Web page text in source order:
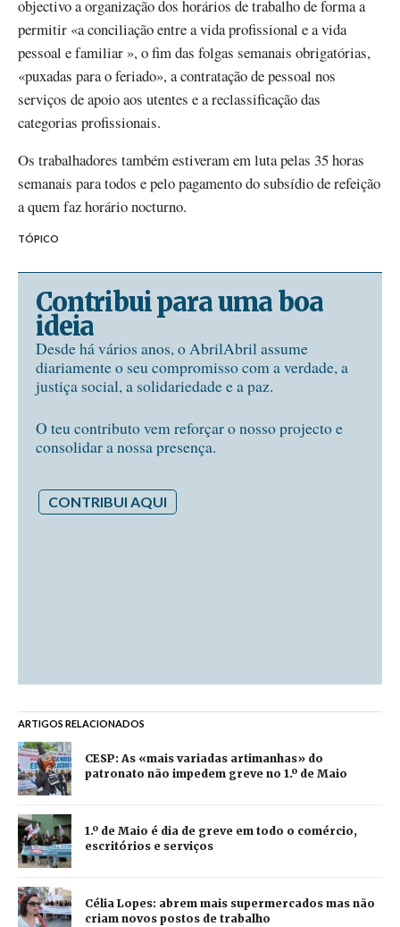
objectivo a organização dos horários de trabalho de forma a
permitir «a conciliação entre a vida profissional e a vida
pessoal e familiar », o fim das folgas semanais obrigatórias,
«puxadas para o feriado», a contratação de pessoal nos
serviços de apoio aos utentes e a reclassificação das
categorias profissionais.
Os trabalhadores também estiveram em luta pelas 35 horas
semanais para todos e pelo pagamento do subsídio de refeição
a quem faz horário nocturno.
TÓPICO
Contribui para uma boa
ideia
Desde há vários anos, o AbrilAbril assume
diariamente o seu compromisso com a verdade, a
justiça social, a solidariedade e a paz.
O teu contributo vem reforçar o nosso projecto e
consolidar a nossa presença.
CONTRIBUI AQUI
ARTIGOS RELACIONADOS
CESP: As «mais variadas artimanhas» do
patronato não impedem greve no 1.º de Maio
1.º de Maio é dia de greve em todo o comércio,
escritórios e serviços
Célia Lopes: abrem mais supermercados mas não
criam novos postos de trabalho